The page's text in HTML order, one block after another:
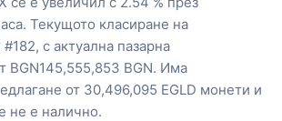
Текущото класиране на
с актуална пазарна
BGN145,555,853 BGN. Има
от 30,496,095 EGLD монети и
не е налично.